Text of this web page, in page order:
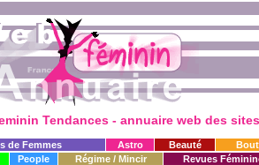
Tendances - annuaire web des
de Femmes Astro Beauté
People Régime / Mincir Revues